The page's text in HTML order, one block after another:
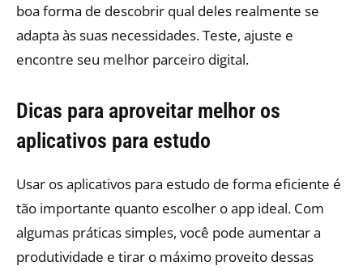
boa forma de descobrir qual deles realmente se
adapta às suas necessidades. Teste, ajuste e
encontre seu melhor parceiro digital.
Dicas para aproveitar melhor os
aplicativos para estudo
Usar os aplicativos para estudo de forma eficiente é
tão importante quanto escolher o app ideal. Com
algumas práticas simples, você pode aumentar a
produtividade e tirar o máximo proveito dessas